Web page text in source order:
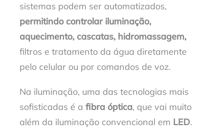
sistemas podem ser automatizados,
permitindo controlar iluminação,
aquecimento, cascatas, hidromassagem,
filtros e tratamento da água diretamente
pelo celular ou por comandos de voz.
Na iluminação, uma das tecnologias mais
sofisticadas é a fibra óptica, que vai muito
além da iluminação convencional em LED.